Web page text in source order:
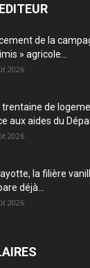
de la
» agricole...
2026
trentaine de
aux aides du
2026
la filière
déjà...
2026